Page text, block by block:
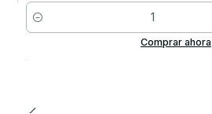
Cantidad
Comprar ahora